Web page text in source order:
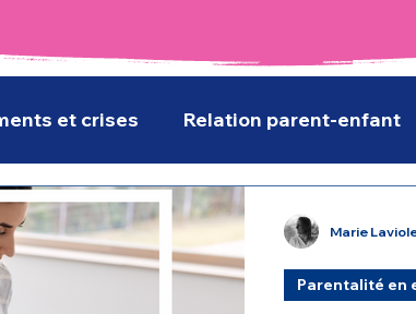
et crises Relation parent-enfant
Thérapie et vie adulte
Parentalité en
Marie